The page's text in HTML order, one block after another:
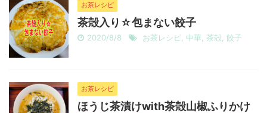
お茶レシピ
茶殻入り☆包まない餃子
2020/8/8 お茶レシピ 中華 茶殻 餃子
お茶レシピ
ほうじ茶漬けwith茶殻山椒ふりかけ